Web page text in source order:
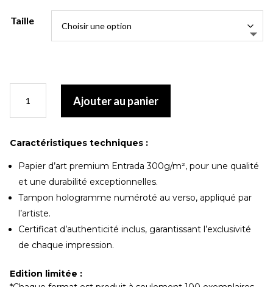
175,00$
à
Taille
Songe
Ajouter au panier
Caractéristiques techniques :
Papier d’art premium Entrada 300g/m², pour une qualité
et une durabilité exceptionnelles.
Tampon hologramme numéroté au verso, appliqué par
l’artiste.
Certificat d’authenticité inclus, garantissant l’exclusivité
de chaque impression.
Edition limitée :